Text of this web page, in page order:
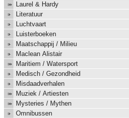
Laurel & Hardy
Literatuur
Luchtvaart
Luisterboeken
Maatschappij / Milieu
Maclean Alistair
Maritiem / Watersport
Medisch / Gezondheid
Misdaadverhalen
Muziek / Artiesten
Mysteries / Mythen
Omnibussen